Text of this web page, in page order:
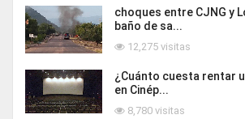
choques entre CJNG y
baño de sa...
12,275 visitas
¿Cuánto cuesta rentar
en Cinép...
8,780 visitas